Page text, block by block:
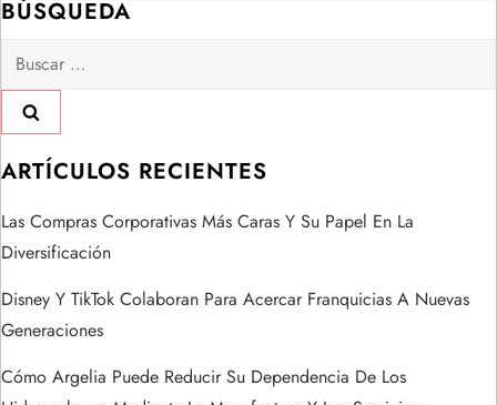
a
c
i
ó
n
d
e
BÚSQUEDA
Buscar:
ARTÍCULOS RECIENTES
Las Compras Corporativas Más Caras Y Su Papel En La
Diversificación
Disney Y TikTok Colaboran Para Acercar Franquicias A Nuevas
Generaciones
Cómo Argelia Puede Reducir Su Dependencia De Los